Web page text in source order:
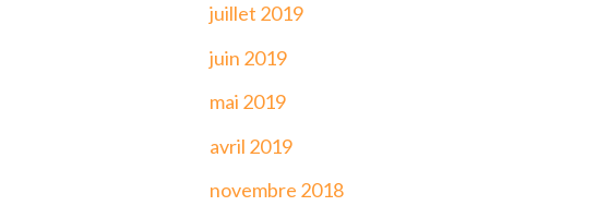
juillet 2019
juin 2019
mai 2019
avril 2019
novembre 2018